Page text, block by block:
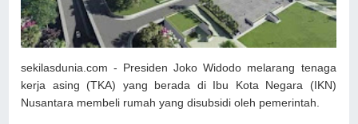
sekilasdunia.com - Presiden Joko Widodo melarang tenaga
kerja asing (TKA) yang berada di Ibu Kota Negara (IKN)
Nusantara membeli rumah yang disubsidi oleh pemerintah.